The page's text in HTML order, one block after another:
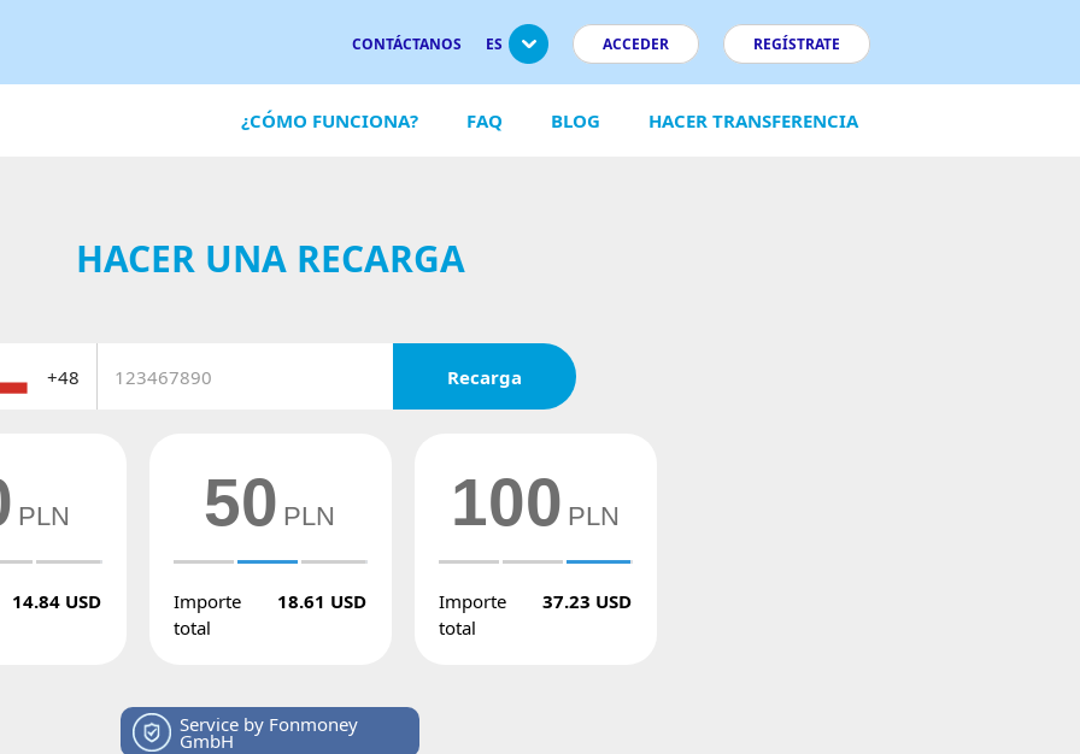
CONTÁCTANOS ES ACCEDER REGÍSTRATE
¿CÓMO FUNCIONA? FAQ BLOG HACER TRANSFERENCIA
HACER UNA RECARGA
Recarga
PLN
14.84 USD
50 PLN
Importe
total
18.61 USD
100 PLN
Importe
total
37.23 USD
Service by Fonmoney
GmbH